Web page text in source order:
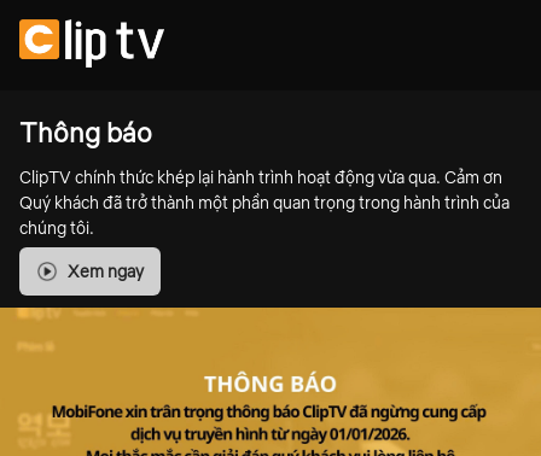
Thông báo
ClipTV chính thức khép lại hành trình hoạt động vừa qua. Cảm ơn
Quý khách đã trở thành một phần quan trọng trong hành trình của
chúng tôi.
Xem ngay